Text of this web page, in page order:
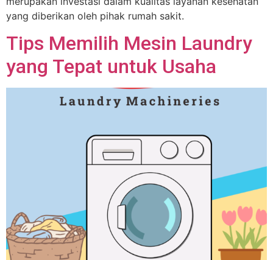
yang diberikan oleh pihak rumah sakit.
Tips Memilih Mesin Laundry
yang Tepat untuk Usaha